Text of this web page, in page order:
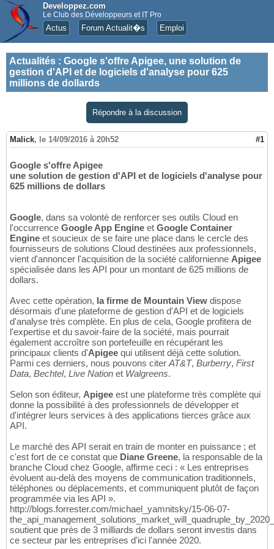
Developpez.com
Le Club des Développeurs et IT Pro
Actus Forum Actualit�s Emploi
Actualités : Google s'offre Apigee, une solution de
gestion d'API et de logiciels d'analyse pour 625
millions de dollards
Répondre à la discussion
Malick, le 14/09/2016 à 20h52 #1
Google s'offre Apigee
une solution de gestion d'API et de logiciels d'analyse pour
625 millions de dollars
Google, dans sa volonté de renforcer ses outils Cloud en
l'occurrence Google App Engine et Google Container
Engine et soucieux de se faire une place dans le cercle des
fournisseurs de solutions Cloud destinées aux professionnels,
vient d'annoncer l'acquisition de la société californienne Apigee
spécialisée dans les API pour un montant de 625 millions de
dollars.
Avec cette opération, la firme de Mountain View dispose
désormais d'une plateforme de gestion d'API et de logiciels
d'analyse très complète. En plus de cela, Google profitera de
l'expertise et du savoir-faire de la société, mais pourrait
également accroître son portefeuille en récupérant les
principaux clients d'Apigee qui utilisent déjà cette solution.
Parmi ces derniers, nous pouvons citer AT&T, Burberry, First
Data, Bechtel, Live Nation et Walgreens.
Selon son éditeur, Apigee est une plateforme très complète qui
donne la possibilité à des professionnels de développer et
d'intégrer leurs services à des applications tierces grâce aux
API.
Le marché des API serait en train de monter en puissance ; et
c'est fort de ce constat que Diane Greene, la responsable de la
branche Cloud chez Google, affirme ceci : « Les entreprises
évoluent au-delà des moyens de communication traditionnels,
téléphones ou déplacements, et communiquent plutôt de façon
programmée via les API ».
http://blogs.forrester.com/michael_yamnitsky/15-06-07-
soutient que près de 3 milliards de dollars seront investis dans
ce secteur par les entreprises d'ici l'année 2020.